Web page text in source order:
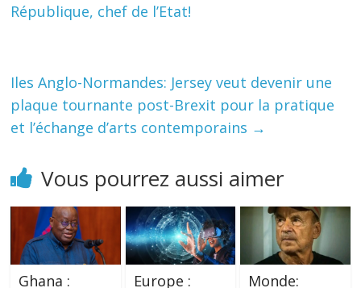
République, chef de l’Etat!
Iles Anglo-Normandes: Jersey veut devenir une
plaque tournante post-Brexit pour la pratique
et l’échange d’arts contemporains →
Vous pourrez aussi aimer
Ghana :
Europe :
Monde: